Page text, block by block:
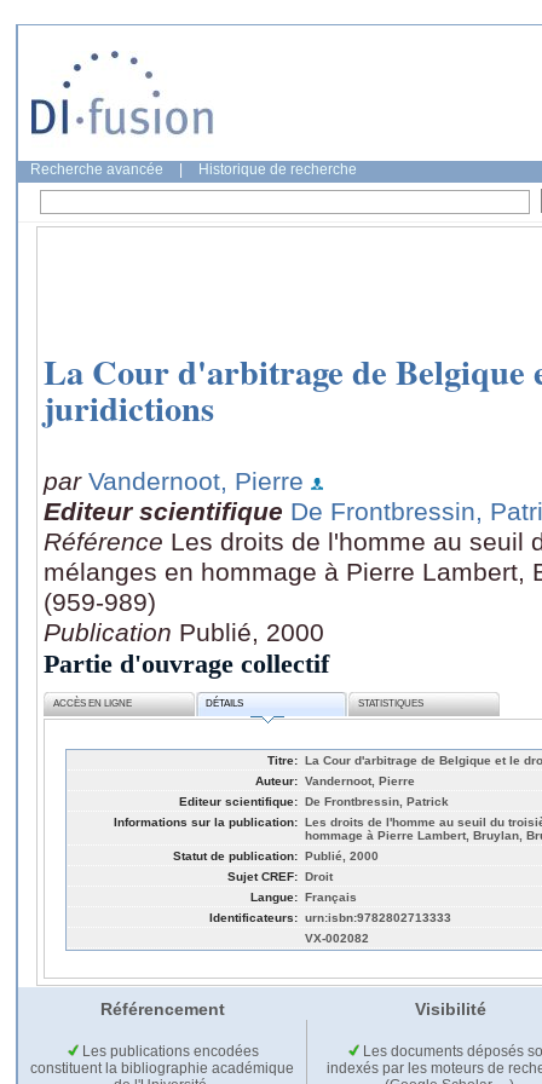
Recherche avancée Historique de recherche
La Cour d'arbitrage de Belgique
juridictions
par Vandernoot, Pierre
Editeur scientifique De Frontbressin,
Référence Les droits de l'homme au seuil
mélanges en hommage à Pierre Lambert,
(959-989)
Publication Publié, 2000
Partie d'ouvrage collectif
ACCÈS EN LIGNE DÉTAILS STATISTIQUES
Titre: La Cour d'arbitrage de Belgique et le
Auteur: Vandernoot, Pierre
Editeur scientifique: De Frontbressin, Patrick
Informations sur la publication: Les droits de l'homme au seuil du
hommage à Pierre Lambert, Bruylan,
Statut de publication: Publié, 2000
Sujet CREF: Droit
Langue: Français
Identificateurs: urn:isbn:9782802713333
VX-002082
Référencement Visibilité
Les publications encodées
constituent la bibliographie académique
Les documents déposés
indexés par les moteurs de